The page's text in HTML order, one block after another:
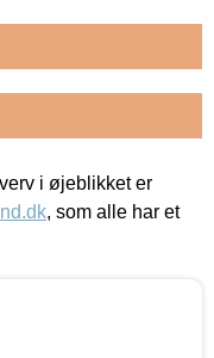
i øjeblikket er
, som alle har et